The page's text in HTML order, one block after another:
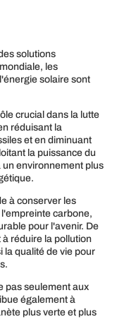
solutions
les
solaire sont
crucial dans la lutte
réduisant la
et en diminuant
la puissance du
environnement plus
à conserver les
carbone,
pour l'avenir. De
réduire la pollution
la qualité de vie pour
pas seulement aux
également à
plus verte et plus